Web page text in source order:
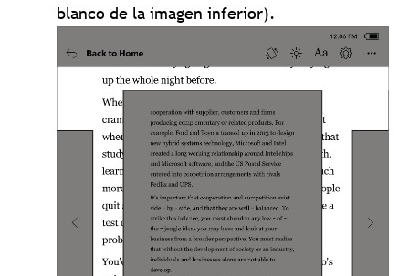
blanco de la imagen inferior).